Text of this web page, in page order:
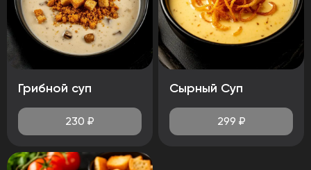
Грибной суп
230 ₽
Сырный Суп
299 ₽